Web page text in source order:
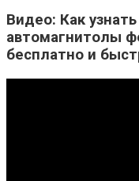
Видео: Как
автомагнитолы
бесплатно и